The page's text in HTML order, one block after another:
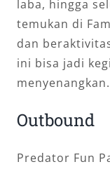
laba, hingga
temukan di
dan
ini bisa jadi
menyenangkan.
Outbound
Predator Fun